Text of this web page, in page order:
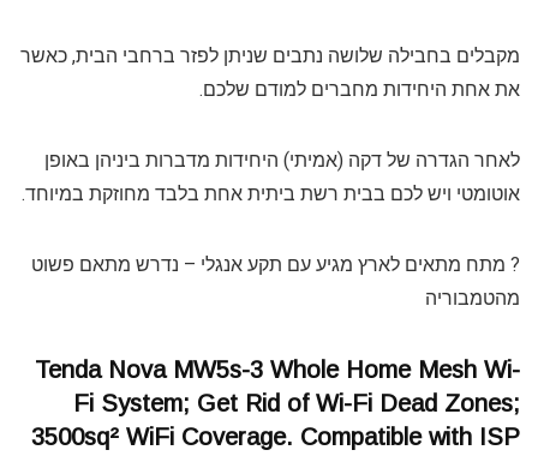
מקבלים בחבילה שלושה נתבים שניתן לפזר ברחבי הבית, כאשר
את אחת היחידות מחברים למודם שלכם.
לאחר הגדרה של דקה (אמיתי) היחידות מדברות ביניהן באופן
אוטומטי ויש לכם בבית רשת ביתית אחת בלבד מחוזקת במיוחד.
? מתח מתאים לארץ מגיע עם תקע אנגלי – נדרש מתאם פשוט
מהטמבוריה
Tenda Nova MW5s-3 Whole Home Mesh Wi-
Fi System; Get Rid of Wi-Fi Dead Zones;
3500sq² WiFi Coverage. Compatible with ISP